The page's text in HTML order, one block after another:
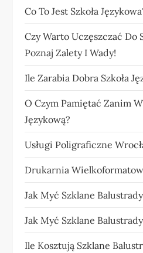
Co To Jest Szkoła
Czy Warto Uczęszczać Do
Poznaj Zalety I Wady!
Ile Zarabia Dobra Szkoła
O Czym Pamiętać Zanim
Językową?
Usługi Poligraficzne
Drukarnia
Jak Myć Szklane
Jak Myć Szklane
Ile Kosztują Szklane